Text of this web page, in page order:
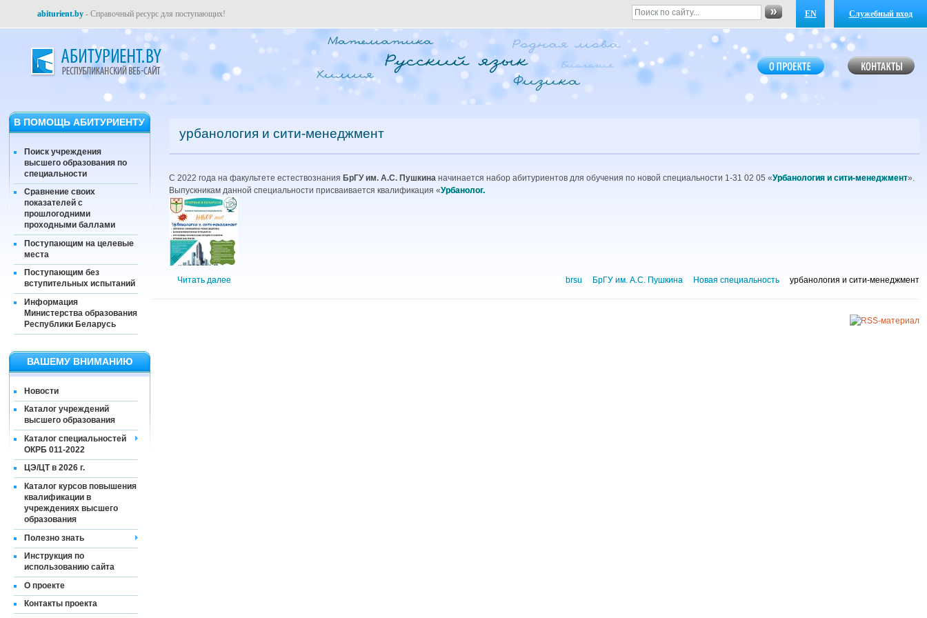
EN Служебный вход
abiturient.by - Справочный ресурс для поступающих!
В ПОМОЩЬ АБИТУРИЕНТУ
Поиск учреждения
высшего образования по
специальности
Сравнение своих
показателей с
прошлогодними
проходными баллами
Поступающим на целевые
места
Поступающим без
вступительных испытаний
Информация
Министерства образования
Республики Беларусь
ВАШЕМУ ВНИМАНИЮ
Новости
Каталог учреждений
высшего образования
Каталог специальностей
ОКРБ 011-2022
ЦЭ/ЦТ в 2026 г.
Каталог курсов повышения
квалификации в
учреждениях высшего
образования
Полезно знать
Инструкция по
использованию сайта
О проекте
Контакты проекта
урбанология и сити-менеджмент
С 2022 года на факультете естествознания БрГУ им. А.С. Пушкина начинается набор абитуриентов для обучения по новой специальности 1-31 02 05 «Урбанология и сити-менеджмент».
Выпускникам данной специальности присваивается квалификация «Урбанолог.
brsu БрГУ им. А.С. Пушкина Новая специальность урбанология и сити-менеджмент
Читать далее